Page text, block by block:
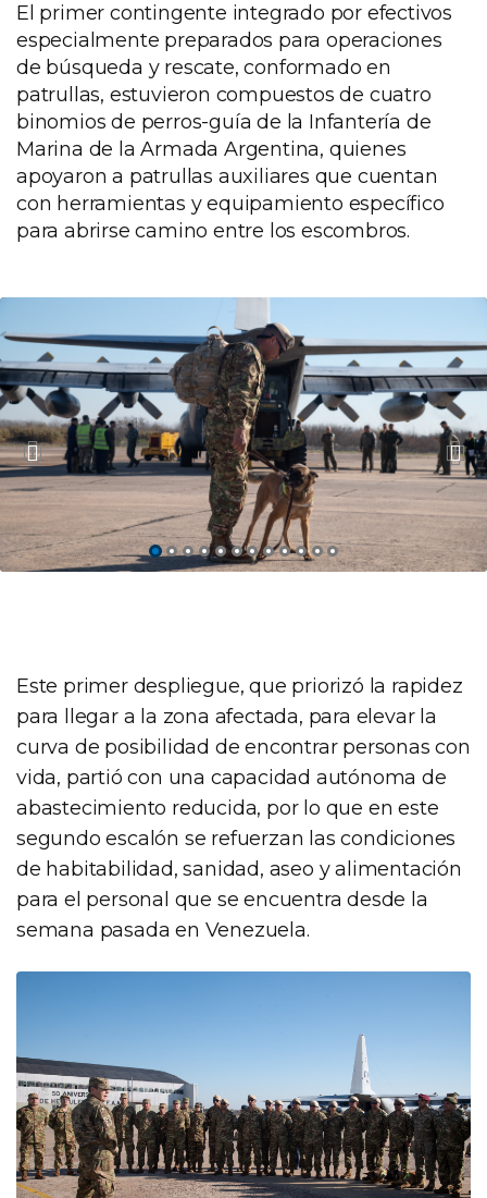
El primer contingente integrado por efectivos
especialmente preparados para operaciones
de búsqueda y rescate, conformado en
patrullas, estuvieron compuestos de cuatro
binomios de perros-guía de la Infantería de
Marina de la Armada Argentina, quienes
apoyaron a patrullas auxiliares que cuentan
con herramientas y equipamiento específico
para abrirse camino entre los escombros.
Este primer despliegue, que priorizó la rapidez
para llegar a la zona afectada, para elevar la
curva de posibilidad de encontrar personas con
vida, partió con una capacidad autónoma de
abastecimiento reducida, por lo que en este
segundo escalón se refuerzan las condiciones
de habitabilidad, sanidad, aseo y alimentación
para el personal que se encuentra desde la
semana pasada en Venezuela.